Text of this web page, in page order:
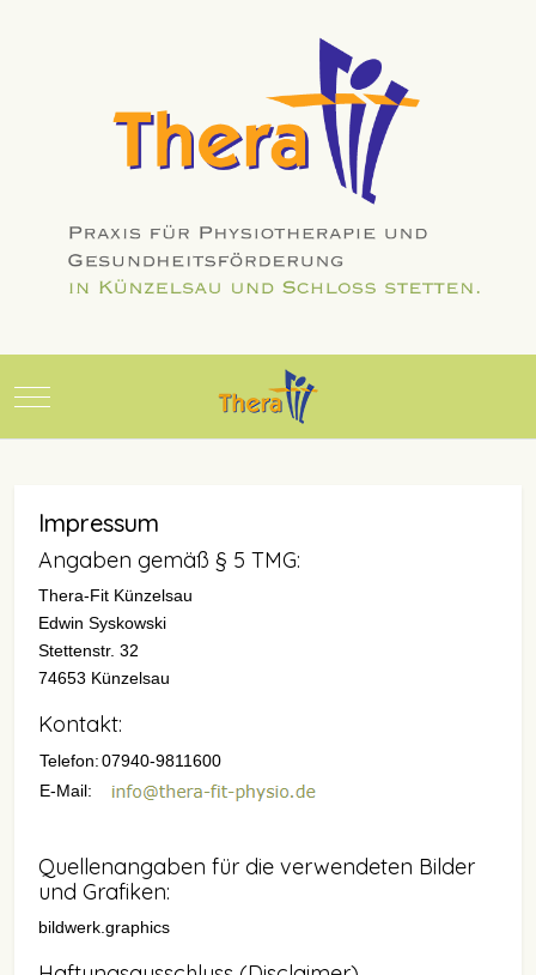
Mobile Menu Toggle
Impressum
Angaben gemäß § 5 TMG:
Thera-Fit Künzelsau
Edwin Syskowski
Stettenstr. 32
74653 Künzelsau
Kontakt:
Telefon:07940-9811600
E-Mail:
Quellenangaben für die verwendeten Bilder
und Grafiken:
bildwerk.graphics